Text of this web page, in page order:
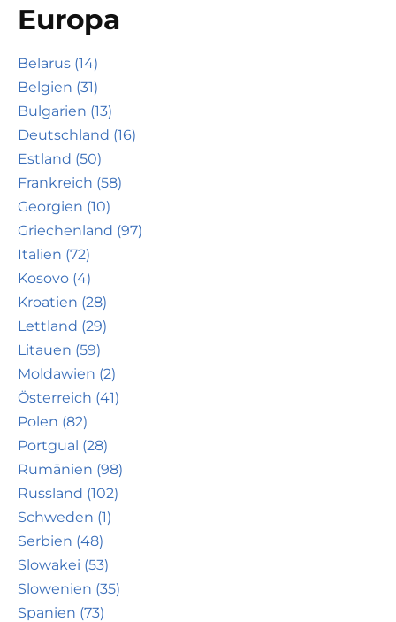
Europa
Belarus (14)
Belgien (31)
Bulgarien (13)
Deutschland (16)
Estland (50)
Frankreich (58)
Georgien (10)
Griechenland (97)
Italien (72)
Kosovo (4)
Kroatien (28)
Lettland (29)
Litauen (59)
Moldawien (2)
Österreich (41)
Polen (82)
Portgual (28)
Rumänien (98)
Russland (102)
Schweden (1)
Serbien (48)
Slowakei (53)
Slowenien (35)
Spanien (73)